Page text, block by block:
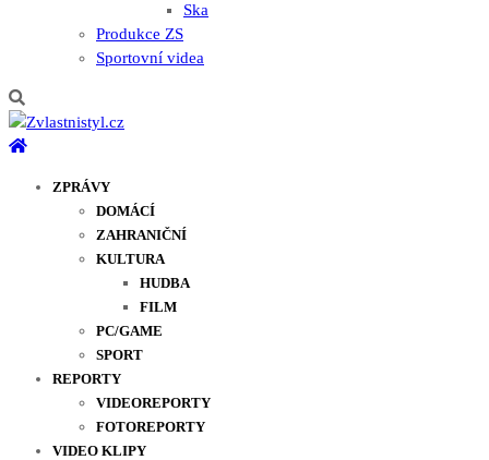
Ska
Produkce ZS
Sportovní videa
ZPRÁVY
DOMÁCÍ
ZAHRANIČNÍ
KULTURA
HUDBA
FILM
PC/GAME
SPORT
REPORTY
VIDEOREPORTY
FOTOREPORTY
VIDEO KLIPY